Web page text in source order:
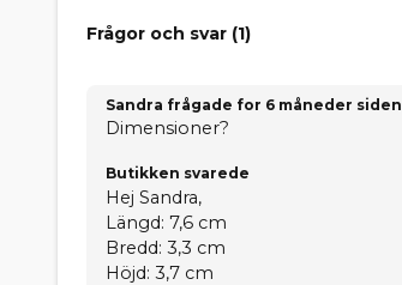
Frågor och svar (1)
Sandra frågade for 6 måneder siden
Dimensioner?
Butikken svarede
Hej Sandra,
Längd: 7,6 cm
Bredd: 3,3 cm
Höjd: 3,7 cm